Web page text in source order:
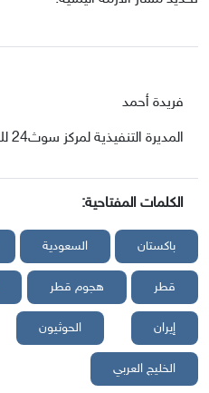
فريدة أحمد
المديرة التنفيذية لمركز سوث24 للأخبار والدراسات
الكلمات المفتاحية:
باكستان السعودية
قطر هجوم قطر
إيران الحوثيون
الخليج العربي